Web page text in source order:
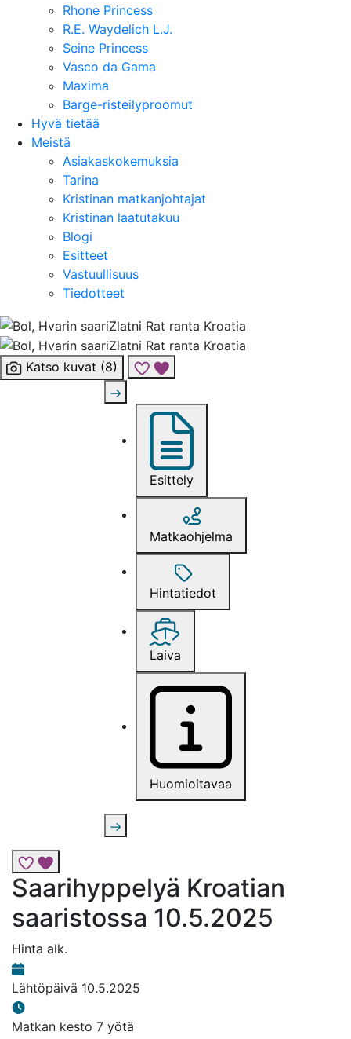
Rhone Princess
R.E. Waydelich L.J.
Seine Princess
Vasco da Gama
Maxima
Barge-risteilyproomut
Hyvä tietää
Meistä
Asiakaskokemuksia
Tarina
Kristinan matkanjohtajat
Kristinan laatutakuu
Blogi
Esitteet
Vastuullisuus
Tiedotteet
Katso kuvat (8)
Esittely
Matkaohjelma
Hintatiedot
Laiva
Huomioitavaa
Lisää risteily suosikkeihin
Saarihyppelyä Kroatian
saaristossa 10.5.2025
Hinta alk.
Lähtöpäivä 10.5.2025
Matkan kesto 7 yötä